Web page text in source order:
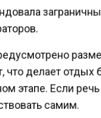
что делает
этапе. Если
самим.